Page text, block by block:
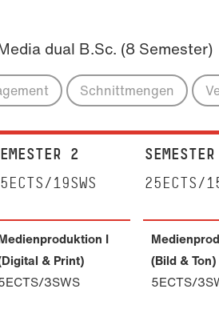
dual B.Sc. (8 Semester)
Schnittmengen
2
19SWS 25ECTS/
I
& Print)
3SWS
(Bild & Ton)
5ECTS/